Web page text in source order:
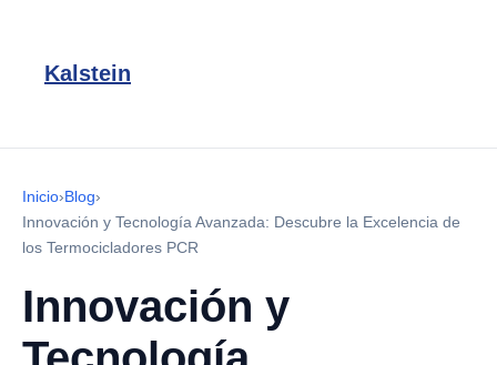
Kalstein
Inicio›Blog›
Innovación y Tecnología Avanzada: Descubre la Excelencia de
los Termocicladores PCR
Innovación y